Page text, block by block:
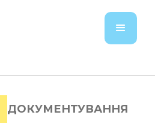
ДОКУМЕНТУВАННЯ